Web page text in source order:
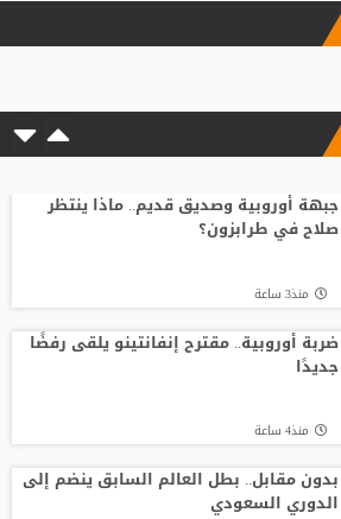
بأرقام استثنائية.. هل يكون كوبارسي
سعودي !!
قنبلة في ميركاتو الهلال.. عرض رسمي يُربك
حسابات مالكوم!
جبهة أوروبية وصديق قديم.. ماذا ينتظر
صلاح في طرابزون؟
جبهة أوروبية وصديق قديم.. ماذا ينتظر
صلاح في طرابزون؟
منذ3 ساعة
ضربة أوروبية.. مقترح إنفانتينو يلقى رفضًا
جديدًا
منذ4 ساعة
بدون مقابل.. بطل العالم السابق ينضم إلى
الدوري السعودي